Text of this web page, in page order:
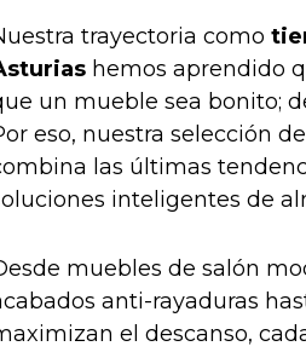
trayectoria como
hemos aprendido
un mueble sea bonito;
eso, nuestra selección
las últimas
inteligentes de
muebles de salón
anti-rayaduras
el descanso,